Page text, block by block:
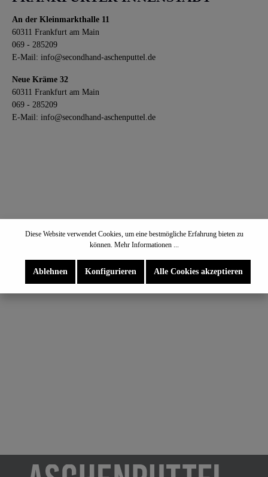
An der Kleinmarkthalle 11
60311 Frankfurt am Main
069 - 285209
E-Mail: info@secondhand-aschenputtel.de
Neue Kräme 32
60311 Frankfurt am Main
069 - 285209
E-Mail: info@secondhand-aschenputtel.de
Diese Website verwendet Cookies, um eine bestmögliche Erfahrung bieten zu
können. Mehr Informationen ...
Ablehnen Konfigurieren Alle Cookies akzeptieren